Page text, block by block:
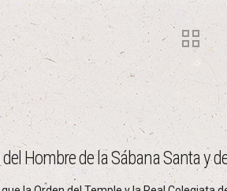
Hombre de la Sábana Santa y